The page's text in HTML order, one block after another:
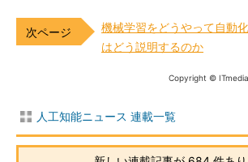
機械学習をどうやって自動
はどう説明するのか
Copyright ©
人工知能ニュース 連載一覧